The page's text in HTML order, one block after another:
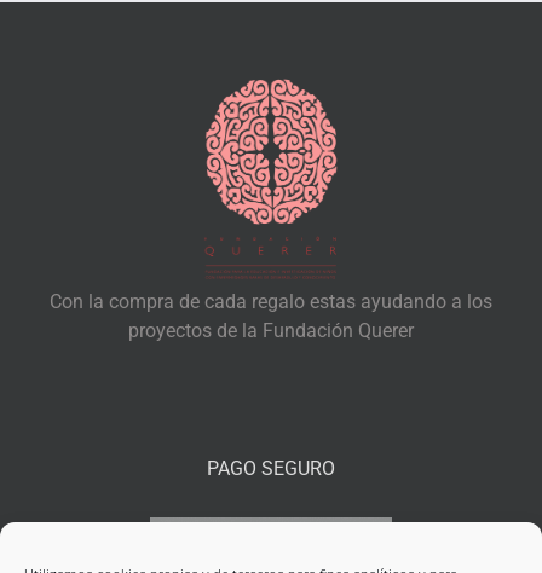
Con la compra de cada regalo estas ayudando a los
proyectos de la Fundación Querer
PAGO SEGURO